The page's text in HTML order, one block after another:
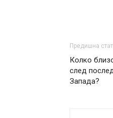
Предишна
Колко
след
Запада?